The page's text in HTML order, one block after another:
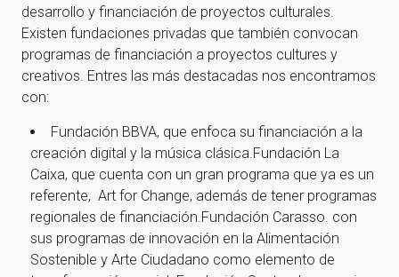
desarrollo y financiación de proyectos culturales.
Existen fundaciones privadas que también convocan
programas de financiación a proyectos cultures y
creativos. Entres las más destacadas nos encontramos
con:
Fundación BBVA, que enfoca su financiación a la
creación digital y la música clásica.Fundación La
Caixa, que cuenta con un gran programa que ya es un
referente, Art for Change, además de tener programas
regionales de financiación.Fundación Carasso. con
sus programas de innovación en la Alimentación
Sostenible y Arte Ciudadano como elemento de